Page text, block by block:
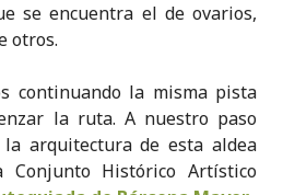
se encuentra el de ovarios,
otros.
continuando la misma pista
la ruta. A nuestro paso
la arquitectura de esta aldea
Conjunto Histórico Artístico